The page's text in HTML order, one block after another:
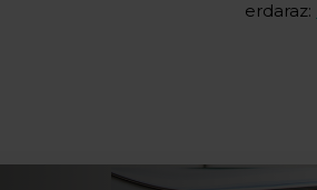
erdaraz: